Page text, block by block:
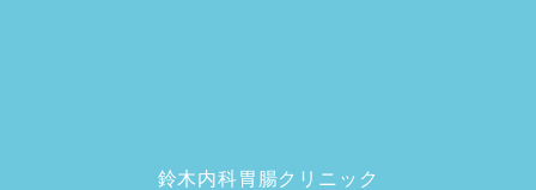
鈴木内科胃腸クリニック